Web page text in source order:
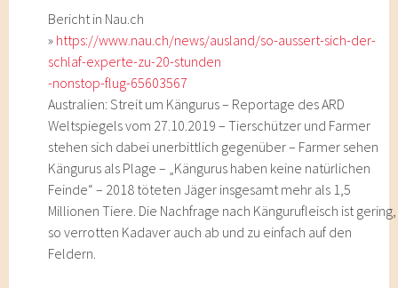
Bericht in Nau.ch
» https://www.nau.ch/news/ausland/so-aussert-sich-der-
schlaf-experte-zu-20-stunden
-nonstop-flug-65603567
Australien: Streit um Kängurus – Reportage des ARD
Weltspiegels vom 27.10.2019 – Tierschützer und Farmer
stehen sich dabei unerbittlich gegenüber – Farmer sehen
Kängurus als Plage – „Kängurus haben keine natürlichen
Feinde“ – 2018 töteten Jäger insgesamt mehr als 1,5
Millionen Tiere. Die Nachfrage nach Kängurufleisch ist gering,
so verrotten Kadaver auch ab und zu einfach auf den
Feldern.